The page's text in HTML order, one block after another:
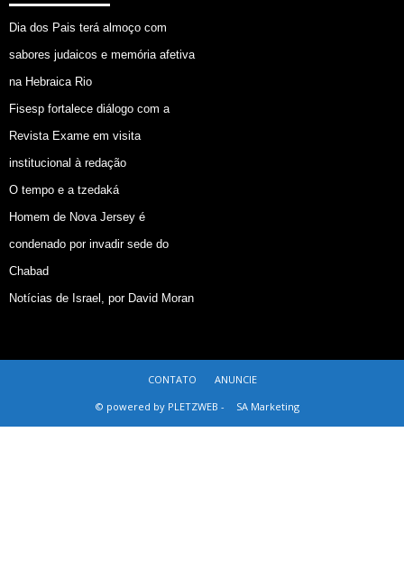
Dia dos Pais terá almoço com
sabores judaicos e memória afetiva
na Hebraica Rio
Fisesp fortalece diálogo com a
Revista Exame em visita
institucional à redação
O tempo e a tzedaká
Homem de Nova Jersey é
condenado por invadir sede do
Chabad
Notícias de Israel, por David Moran
CONTATO
ANUNCIE
© powered by PLETZWEB -
SA Marketing